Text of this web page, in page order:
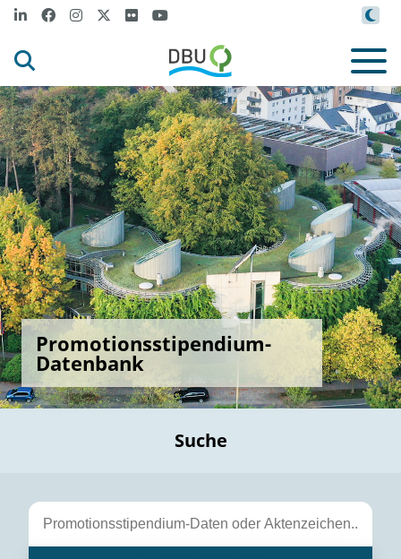
Promotionsstipendium-
Datenbank
Suche